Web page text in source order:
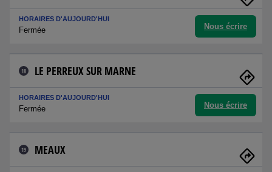
HORAIRES D'AUJOURD'HUI
Fermée Nous écrire
18 LE PERREUX SUR MARNE
HORAIRES D'AUJOURD'HUI
Fermée Nous écrire
19 MEAUX